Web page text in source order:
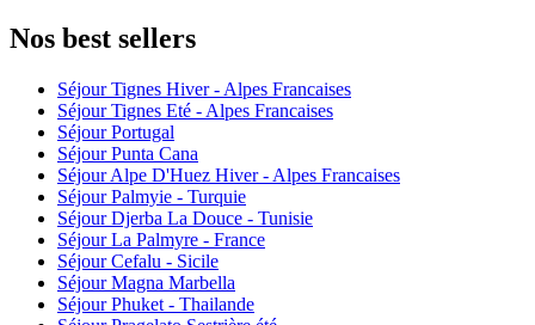
Nos best sellers
Séjour Tignes Hiver - Alpes Francaises
Séjour Tignes Eté - Alpes Francaises
Séjour Portugal
Séjour Punta Cana
Séjour Alpe D'Huez Hiver - Alpes Francaises
Séjour Palmyie - Turquie
Séjour Djerba La Douce - Tunisie
Séjour La Palmyre - France
Séjour Cefalu - Sicile
Séjour Magna Marbella
Séjour Phuket - Thailande